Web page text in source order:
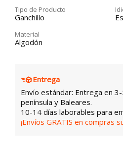
Tipo de Producto
Ganchillo
Material
Algodón
Entrega
Envío estándar: Entrega en
península y Baleares.
10-14 días laborables para
¡Envíos GRATIS en compras